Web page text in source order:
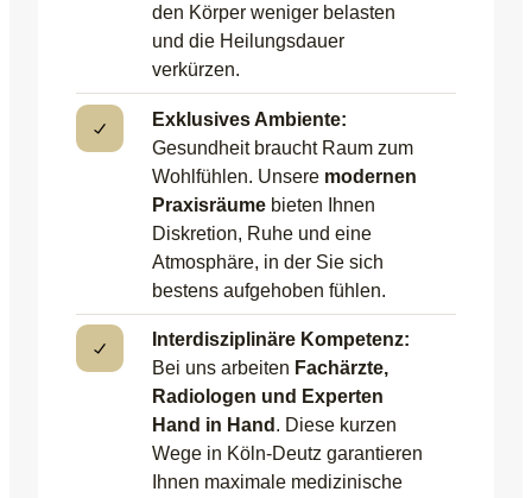
den Körper weniger belasten
und die Heilungsdauer
verkürzen.
Exklusives Ambiente:
Gesundheit braucht Raum zum
Wohlfühlen. Unsere modernen
Praxisräume bieten Ihnen
Diskretion, Ruhe und eine
Atmosphäre, in der Sie sich
bestens aufgehoben fühlen.
Interdisziplinäre Kompetenz:
Bei uns arbeiten Fachärzte,
Radiologen und Experten
Hand in Hand. Diese kurzen
Wege in Köln-Deutz garantieren
Ihnen maximale medizinische